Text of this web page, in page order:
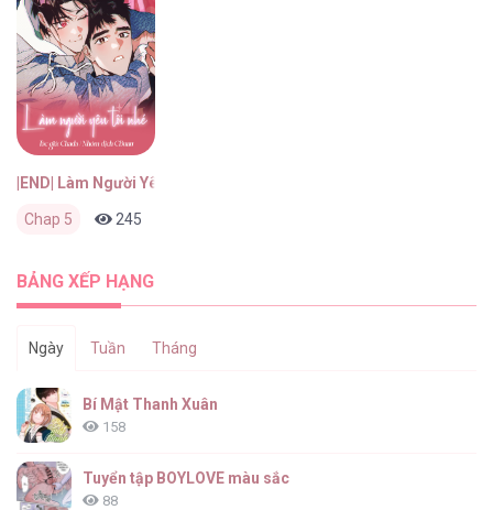
|END| Làm Người Yêu Tôi Nhé
Chap 5 245
BẢNG XẾP HẠNG
Ngày Tuần Tháng
Bí Mật Thanh Xuân
158
Tuyển tập BOYLOVE màu sắc
88